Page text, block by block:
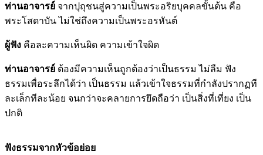
ท่านอาจารย์ จากปุถุชนสู่ความเป็นพระอริยบุคคลขั้นต้น คือ
พระโสดาบัน ไม่ใช่ถึงความเป็นพระอรหันต์
ผู้ฟัง คือละความเห็นผิด ความเข้าใจผิด
ท่านอาจารย์ ต้องมีความเห็นถูกต้องว่าเป็นธรรม ไม่ลืม ฟัง
ธรรมเพื่อระลึกได้ว่า เป็นธรรม แล้วเข้าใจธรรมที่กำลังปรากฏที
ละเล็กทีละน้อย จนกว่าจะคลายการยึดถือว่า เป็นสิ่งที่เที่ยง เป็น
ปกติ
ฟังธรรมจากหัวข้อย่อย